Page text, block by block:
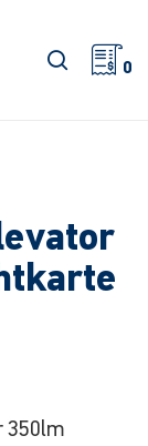
Suche
0
350lm